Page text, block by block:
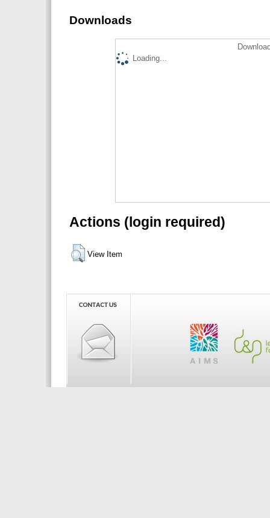
Downloads
Loading...
Actions (login required)
View Item